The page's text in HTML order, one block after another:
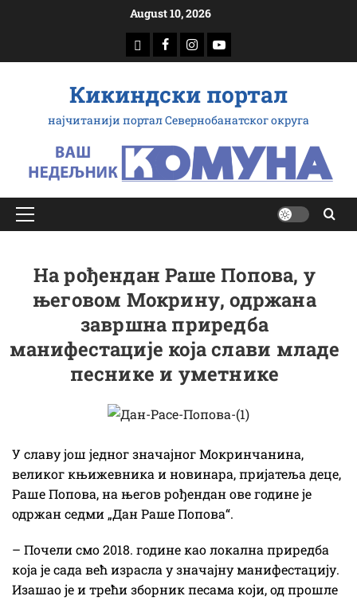
August 10, 2026
доwнлоад
Фацебоок
Инстаграм
Yоутубе
Кикиндски портал
најчитанији портал Севернобанатског округа
Примарy
На рођендан Раше Попова, у
његовом Мокрину, одржана
завршна приредба
манифестације која слави младе
песнике и уметнике
У славу још једног значајног Мокринчанина,
великог књижевника и новинара, пријатеља деце,
Раше Попова, на његов рођендан ове године је
одржан седми „Дан Раше Попова“.
– Почели смо 2018. године као локална приредба
која је сада већ израсла у значајну манифестацију.
Изашао је и трећи зборник песама који, од прошле